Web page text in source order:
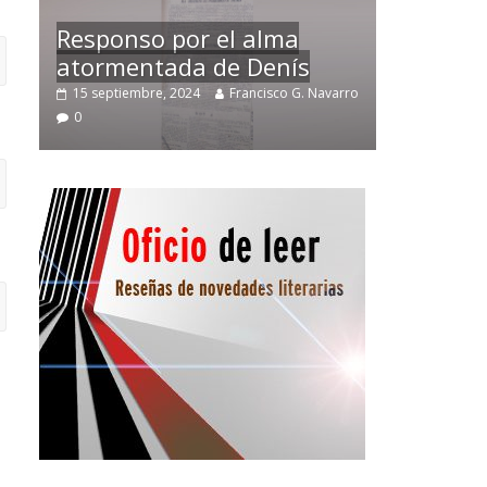
Temprano oficio de lector
2 noviembre, 2024
Francisco G. Navarro
0